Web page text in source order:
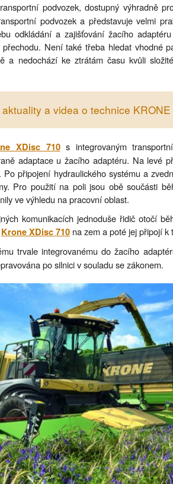
podvozek, dostupný výhradně
podvozek a představuje velmi
odkládání a zajišťování žacího
Není také třeba hledat vhodné
a nedochází ke ztrátám času kvůli
a videa o technice KRONE
XDisc 710s integrovaným
adaptace u žacího adaptéru. Na levé
Po připojení hydraulického systému a
Pro použití na poli jsou obě součásti
ve výhledu na pracovní oblast.
komunikacích jednoduše řidič otočí
Krone XDisc 710 na zem a poté jej připojí k
trvale integrovanému do žacího
po silnici v souladu se zákonem.